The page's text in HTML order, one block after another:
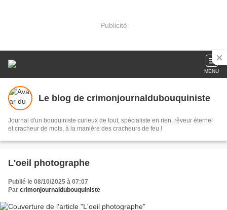
Publicité
MENU
Le blog de crimonjournaldubouquiniste
Journal d'un bouquiniste curieux de tout, spécialiste en rien, rêveur éternel
et cracheur de mots, à la manière des cracheurs de feu !
L'oeil photographe
Publié le 08/10/2025 à 07:07
Par crimonjournaldubouquiniste